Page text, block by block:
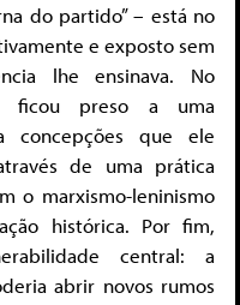
do partido” – está no
e exposto sem
lhe ensinava. No
ficou preso a uma
concepções que ele
de uma prática
o marxismo-leninismo
histórica. Por fim,
central: a
abrir novos rumos